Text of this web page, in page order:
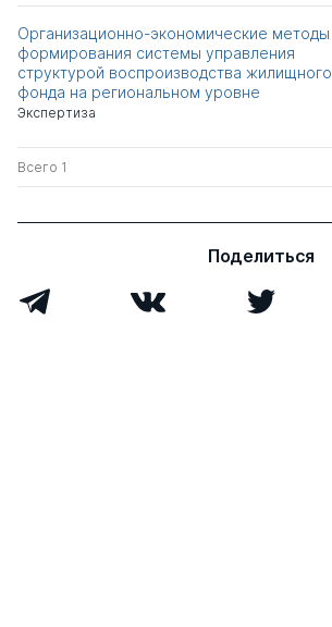
Организационно-экономические методы
формирования системы управления
структурой воспроизводства жилищного
фонда на региональном уровне
Экспертиза
Всего 1
Поделиться